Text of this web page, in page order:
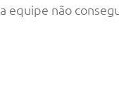
equipe não